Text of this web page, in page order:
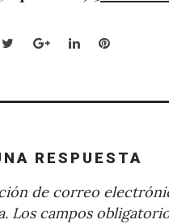
TwitterGoogle+LinkedInPinterest
RESPUESTA
de correo
Los campos